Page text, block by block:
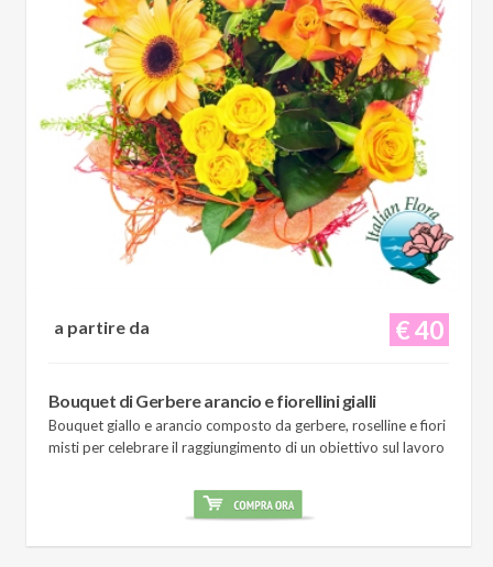
€ 40
a partire da
Bouquet di Gerbere arancio e fiorellini gialli
Bouquet giallo e arancio composto da gerbere, roselline e fiori
misti per celebrare il raggiungimento di un obiettivo sul lavoro